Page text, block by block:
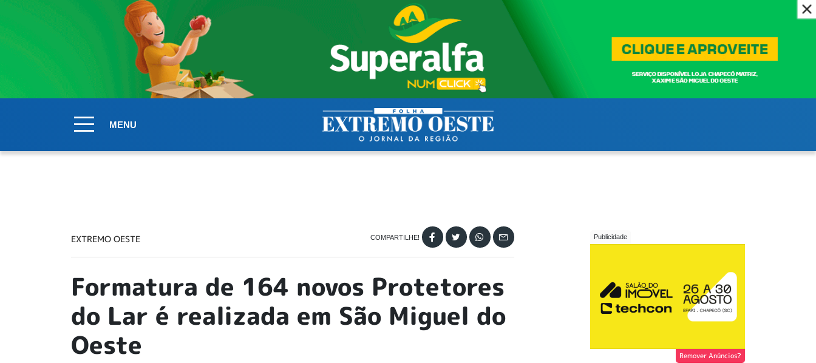
MENU
EXTREMO OESTE
Formatura de 164 novos Protetores
do Lar é realizada em São Miguel do
Oeste
Remover Anúncios?